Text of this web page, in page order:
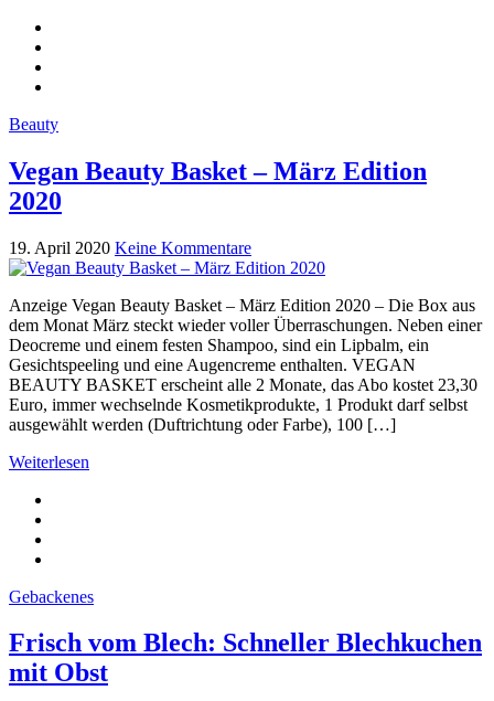
Beauty
Vegan Beauty Basket – März Edition
2020
19. April 2020 Keine Kommentare
Anzeige Vegan Beauty Basket – März Edition 2020 – Die Box aus
dem Monat März steckt wieder voller Überraschungen. Neben einer
Deocreme und einem festen Shampoo, sind ein Lipbalm, ein
Gesichtspeeling und eine Augencreme enthalten. VEGAN
BEAUTY BASKET erscheint alle 2 Monate, das Abo kostet 23,30
Euro, immer wechselnde Kosmetikprodukte, 1 Produkt darf selbst
ausgewählt werden (Duftrichtung oder Farbe), 100 […]
Weiterlesen
Gebackenes
Frisch vom Blech: Schneller Blechkuchen
mit Obst